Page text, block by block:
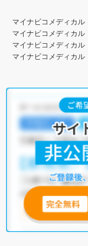
マイナビコメディカル
マイナビコメディカル
マイナビコメディカル
マイナビコメディカル